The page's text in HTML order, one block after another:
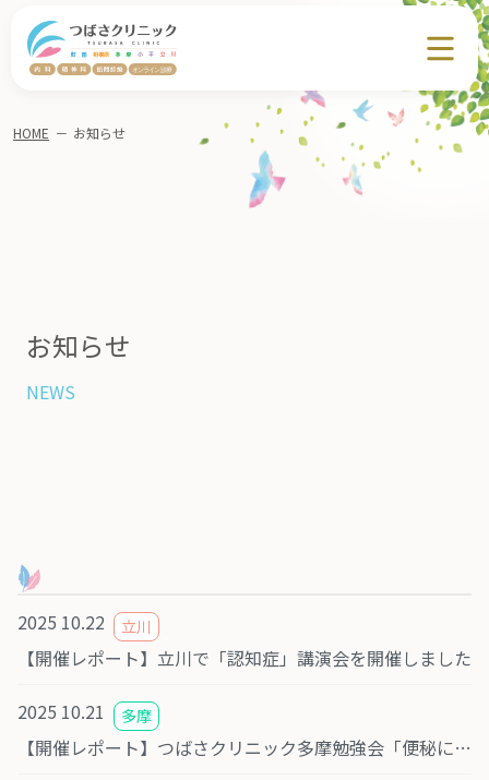
お知らせ
NEWS
HOME － お知らせ
2025 10.22 立川
【開催レポート】立川で「認知症」講演会を開催しました
2025 10.21 多摩
【開催レポート】つばさクリニック多摩勉強会「便秘について」